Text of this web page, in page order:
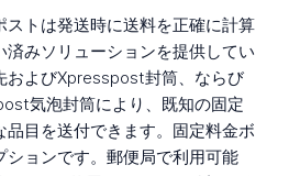
トは発送時に送料を正確に計算
みソリューションを提供してい
およびXpresspost封筒、ならび
気泡封筒により、既知の固定
目を送付できます。固定料金ボ
ションです。郵便局で利用可能